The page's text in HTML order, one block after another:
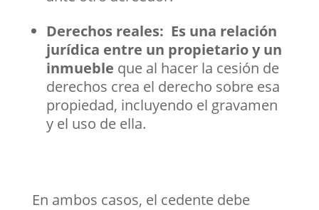
Derechos reales: Es una relación
jurídica entre un propietario y un
inmueble que al hacer la cesión de
derechos crea el derecho sobre esa
propiedad, incluyendo el gravamen
y el uso de ella.
En ambos casos, el cedente debe